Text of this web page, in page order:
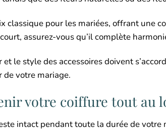
classique pour les mariées, offrant une
assurez-vous qu’il complète
et le style des accessoires doivent
de votre mariage.
votre coiffure tout au
intact pendant toute la durée de votre